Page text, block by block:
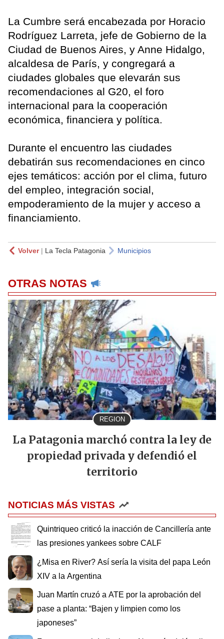
La Cumbre será encabezada por Horacio
Rodríguez Larreta, jefe de Gobierno de la
Ciudad de Buenos Aires, y Anne Hidalgo,
alcaldesa de París, y congregará a
ciudades globales que elevarán sus
recomendaciones al G20, el foro
internacional para la cooperación
económica, financiera y política.
Durante el encuentro las ciudades
debatirán sus recomendaciones en cinco
ejes temáticos: acción por el clima, futuro
del empleo, integración social,
empoderamiento de la mujer y acceso a
financiamiento.
Volver| La Tecla Patagonia Municipios
OTRAS NOTAS
REGION
La Patagonia marchó contra la ley de
propiedad privada y defendió el
territorio
NOTICIAS MÁS VISTAS
Quintriqueo criticó la inacción de Cancillería ante
las presiones yankees sobre CALF
¿Misa en River? Así sería la visita del papa León
XIV a la Argentina
Juan Martín cruzó a ATE por la aprobación del
pase a planta: “Bajen y limpien como los
japoneses”